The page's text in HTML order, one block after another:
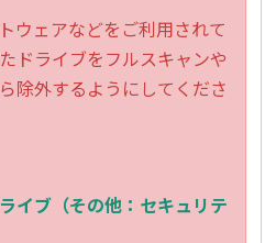
ウェアなどをご利用されて
ドライブをフルスキャンや
除外するようにしてくださ
イブ（その他：セキュリテ